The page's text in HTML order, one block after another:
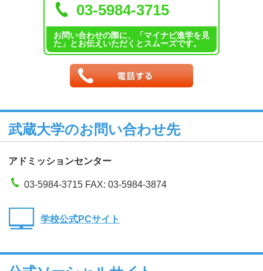
03-5984-3715
お問い合わせの際に、「マイナビ進学を見
た」とお伝えいただくとスムーズです。
武蔵大学のお問い合わせ先
アドミッションセンター
03-5984-3715 FAX: 03-5984-3874
学校公式PCサイト